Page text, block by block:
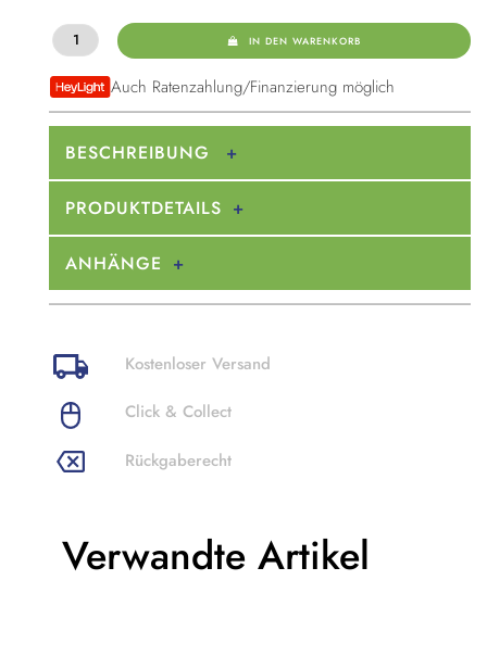
IN DEN WARENKORB
Auch Ratenzahlung/Finanzierung möglich
BESCHREIBUNG
PRODUKTDETAILS
ANHÄNGE
Kostenloser Versand
Click & Collect
Rückgaberecht
Verwandte Artikel